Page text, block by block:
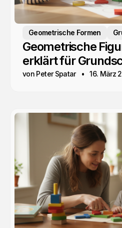
Geometrische Formen
Geometrische
erklärt für
von Peter Spatar 16. März